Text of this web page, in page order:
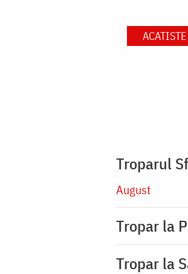
ACATISTE
Troparul
August
Tropar la
Tropar la